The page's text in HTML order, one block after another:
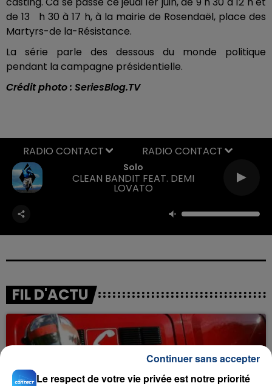
de 13 h 30 à 17 h, à la mairie de Rosendaël, place des
Martyrs-de la-Résistance.
La série parle des dessous du monde politique
pendant la campagne présidentielle.
Crédit photo : SeriesBlog.TV
Solo
CLEAN BANDIT FEAT. DEMI
LOVATO
RADIO CONTACT
FIL D'ACTU
Le respect de votre vie privée est notre priorité
Continuer sans accepter